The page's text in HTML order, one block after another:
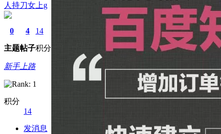
人持刀女上g
0
主题
4
帖子
14
积分
新手上路
积分
14
发消息